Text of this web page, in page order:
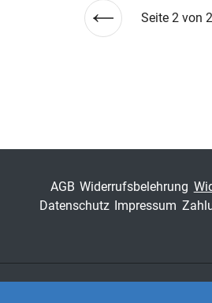
Vorherige
Seite 2 von 2
AGB Widerrufsbelehrung
Datenschutz Impressum